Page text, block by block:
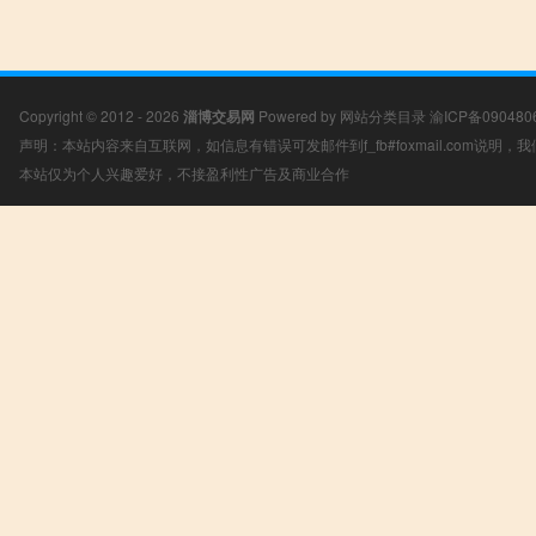
Copyright © 2012 - 2026 淄博交易网 Powered by 网站分类目录 渝ICP备
声明：本站内容来自互联网，如信息有错误可发邮件到f_fb#foxmail.com说明，
本站仅为个人兴趣爱好，不接盈利性广告及商业合作